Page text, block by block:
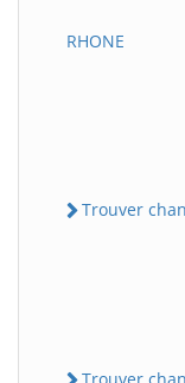
RHONE
Trouver